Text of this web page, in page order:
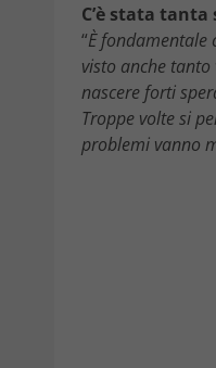
C’è stata
“È fondamentale
visto anche
nascere forti
Troppe volte si
problemi vanno